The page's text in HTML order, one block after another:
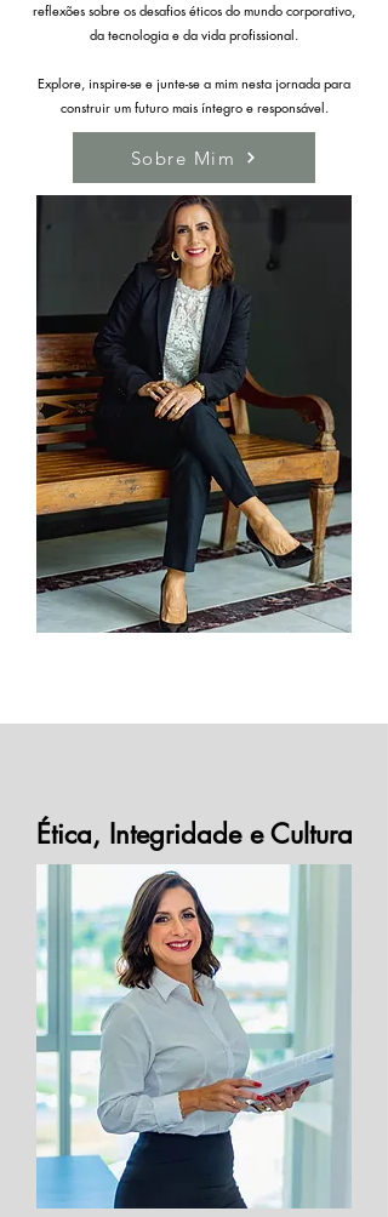
reflexões sobre os desafios éticos do mundo corporativo,
da tecnologia e da vida profissional.
Explore, inspire-se e junte-se a mim nesta jornada para
construir um futuro mais íntegro e responsável.
Sobre Mim
Ética, Integridade e Cultura